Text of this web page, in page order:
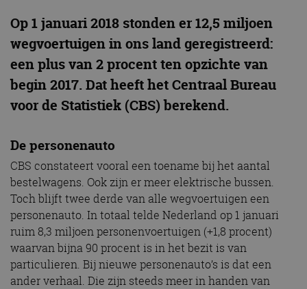
Op 1 januari 2018 stonden er 12,5 miljoen
wegvoertuigen in ons land geregistreerd:
een plus van 2 procent ten opzichte van
begin 2017. Dat heeft het Centraal Bureau
voor de Statistiek (CBS) berekend.
De personenauto
CBS constateert vooral een toename bij het aantal
bestelwagens. Ook zijn er meer elektrische bussen.
Toch blijft twee derde van alle wegvoertuigen een
personenauto. In totaal telde Nederland op 1 januari
ruim 8,3 miljoen personenvoertuigen (+1,8 procent)
waarvan bijna 90 procent is in het bezit is van
particulieren. Bij nieuwe personenauto’s is dat een
ander verhaal. Die zijn steeds meer in handen van